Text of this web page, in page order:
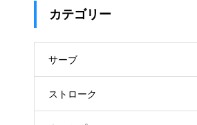
カテゴリー
サーブ
ストローク